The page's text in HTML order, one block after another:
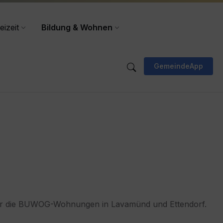
Bildung & Wohnen
GemeindeApp
BUWOG-Wohnungen in Lavamünd und Ettendorf.